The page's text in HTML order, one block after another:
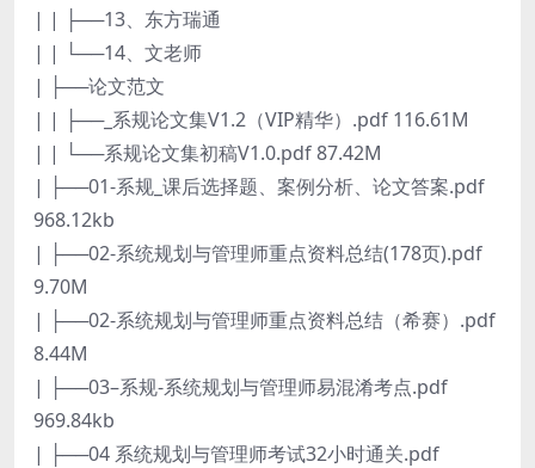
| | ├──13、东方瑞通
| | └──14、文老师
| ├──论文范文
| | ├──_系规论文集V1.2（VIP精华）.pdf 116.61M
| | └──系规论文集初稿V1.0.pdf 87.42M
| ├──01-系规_课后选择题、案例分析、论文答案.pdf
968.12kb
| ├──02-系统规划与管理师重点资料总结(178页).pdf
9.70M
| ├──02-系统规划与管理师重点资料总结（希赛）.pdf
8.44M
| ├──03–系规-系统规划与管理师易混淆考点.pdf
969.84kb
| ├──04 系统规划与管理师考试32小时通关.pdf